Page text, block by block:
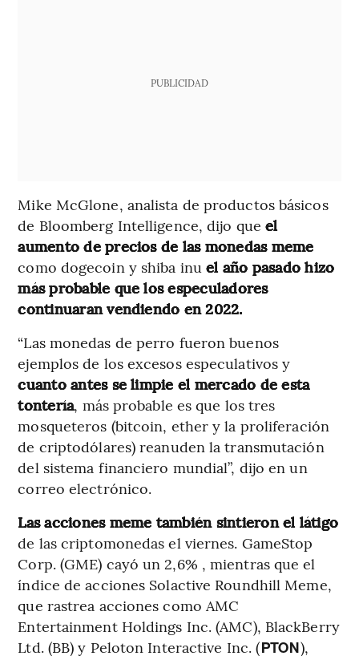
PUBLICIDAD
Mike McGlone, analista de productos básicos
de Bloomberg Intelligence, dijo que el
aumento de precios de las monedas meme
como dogecoin y shiba inu el año pasado hizo
más probable que los especuladores
continuaran vendiendo en 2022.
“Las monedas de perro fueron buenos
ejemplos de los excesos especulativos y
cuanto antes se limpie el mercado de esta
tontería, más probable es que los tres
mosqueteros (bitcoin, ether y la proliferación
de criptodólares) reanuden la transmutación
del sistema financiero mundial”, dijo en un
correo electrónico.
Las acciones meme también sintieron el látigo
de las criptomonedas el viernes. GameStop
Corp. (GME) cayó un 2,6% , mientras que el
índice de acciones Solactive Roundhill Meme,
que rastrea acciones como AMC
Entertainment Holdings Inc. (AMC), BlackBerry
Ltd. (BB) y Peloton Interactive Inc. (PTON),